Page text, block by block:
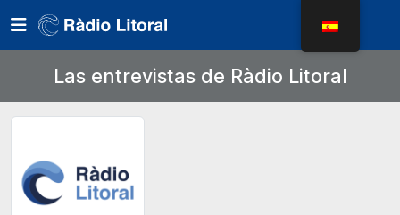
Las entrevistas de Ràdio Litoral